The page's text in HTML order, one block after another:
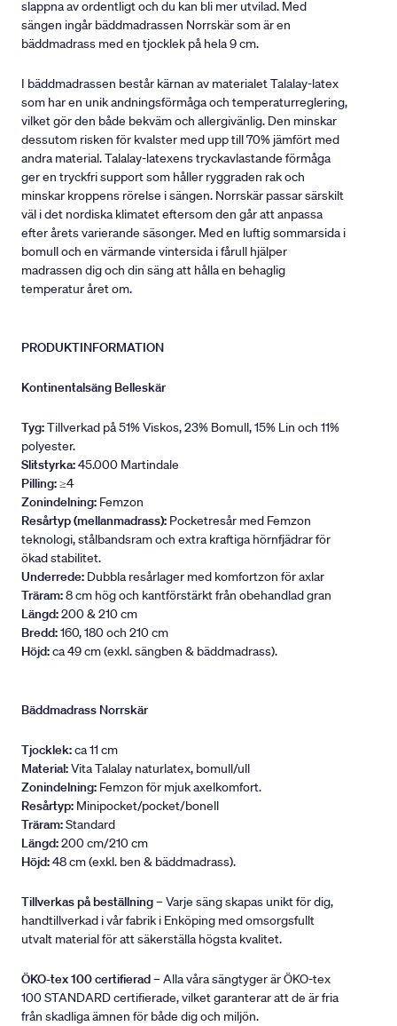
slappna av ordentligt och du kan bli mer utvilad. Med
sängen ingår bäddmadrassen Norrskär som är en
bäddmadrass med en tjocklek på hela 9 cm.
I bäddmadrassen består kärnan av materialet Talalay-latex
som har en unik andningsförmåga och temperaturreglering,
vilket gör den både bekväm och allergivänlig. Den minskar
dessutom risken för kvalster med upp till 70% jämfört med
andra material. Talalay-latexens tryckavlastande förmåga
ger en tryckfri support som håller ryggraden rak och
minskar kroppens rörelse i sängen. Norrskär passar särskilt
väl i det nordiska klimatet eftersom den går att anpassa
efter årets varierande säsonger. Med en luftig sommarsida i
bomull och en värmande vintersida i fårull hjälper
madrassen dig och din säng att hålla en behaglig
temperatur året om.
PRODUKTINFORMATION
Kontinentalsäng Belleskär
Tyg:Tillverkad på 51% Viskos, 23% Bomull, 15% Lin och 11%
polyester.
Slitstyrka:45.000 Martindale
Pilling:≥4
Zonindelning: Femzon
Resårtyp (mellanmadrass): Pocketresår med Femzon
teknologi, stålbandsram och extra kraftiga hörnfjädrar för
ökad stabilitet.
Underrede: Dubbla resårlager med komfortzon för axlar
Träram:8 cm hög och kantförstärkt från obehandlad gran
Längd:200 & 210 cm
Bredd:160, 180 och 210 cm
Höjd:ca 49 cm (exkl. sängben & bäddmadrass).
Bäddmadrass Norrskär
Tjocklek:ca 11 cm
Material:Vita Talalay naturlatex, bomull/ull
Zonindelning: Femzon för mjuk axelkomfort.
Resårtyp: Minipocket/pocket/bonell
Träram:Standard
Längd:200 cm/210 cm
Höjd:48 cm (exkl. ben & bäddmadrass).
Tillverkas på beställning– Varje säng skapas unikt för dig,
handtillverkad i vår fabrik i Enköping med omsorgsfullt
utvalt material för att säkerställa högsta kvalitet.
ÖKO-tex 100 certifierad– Alla våra sängtyger är ÖKO-tex
100 STANDARD certifierade, vilket garanterar att de är fria
från skadliga ämnen för både dig och miljön.